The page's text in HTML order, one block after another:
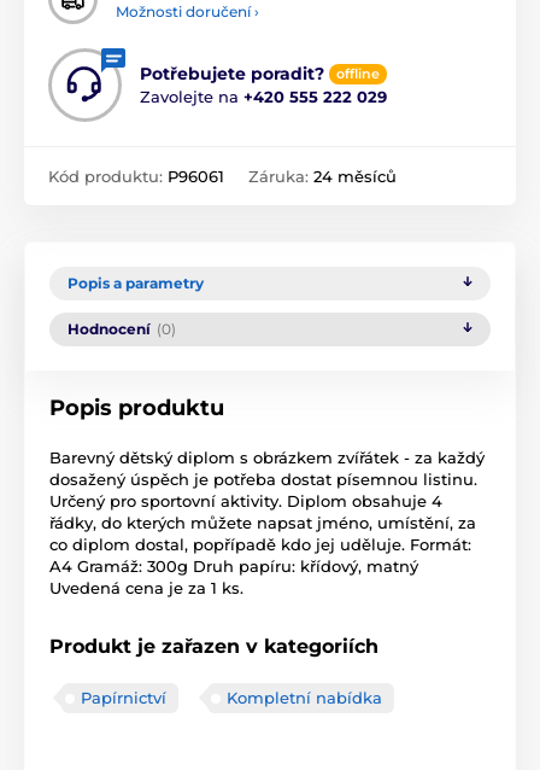
Možnosti doručení ›
Potřebujete poradit? offline
Zavolejte na +420 555 222 029
Kód produktu: P96061 Záruka: 24 měsíců
Popis a parametry
Hodnocení (0)
Popis produktu
Barevný dětský diplom s obrázkem zvířátek - za každý
dosažený úspěch je potřeba dostat písemnou listinu.
Určený pro sportovní aktivity. Diplom obsahuje 4
řádky, do kterých můžete napsat jméno, umístění, za
co diplom dostal, popřípadě kdo jej uděluje. Formát:
A4 Gramáž: 300g Druh papíru: křídový, matný
Uvedená cena je za 1 ks.
Produkt je zařazen v kategoriích
Papírnictví Kompletní nabídka